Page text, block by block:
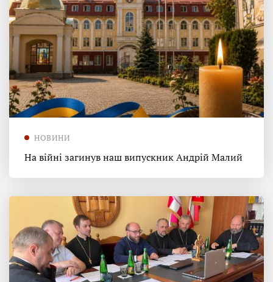
НОВИНИ
На війні загинув наш випускник Андрій Малий